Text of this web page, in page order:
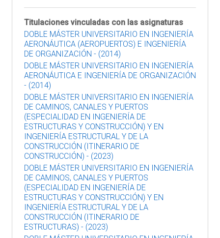
Titulaciones vinculadas con las asignaturas
DOBLE MÁSTER UNIVERSITARIO EN INGENIERÍA
AERONÁUTICA (AEROPUERTOS) E INGENIERÍA
DE ORGANIZACIÓN - (2014)
DOBLE MÁSTER UNIVERSITARIO EN INGENIERÍA
AERONÁUTICA E INGENIERÍA DE ORGANIZACIÓN
- (2014)
DOBLE MÁSTER UNIVERSITARIO EN INGENIERÍA
DE CAMINOS, CANALES Y PUERTOS
(ESPECIALIDAD EN INGENIERÍA DE
ESTRUCTURAS Y CONSTRUCCIÓN) Y EN
INGENIERÍA ESTRUCTURAL Y DE LA
CONSTRUCCIÓN (ITINERARIO DE
CONSTRUCCIÓN) - (2023)
DOBLE MÁSTER UNIVERSITARIO EN INGENIERÍA
DE CAMINOS, CANALES Y PUERTOS
(ESPECIALIDAD EN INGENIERÍA DE
ESTRUCTURAS Y CONSTRUCCIÓN) Y EN
INGENIERÍA ESTRUCTURAL Y DE LA
CONSTRUCCIÓN (ITINERARIO DE
ESTRUCTURAS) - (2023)